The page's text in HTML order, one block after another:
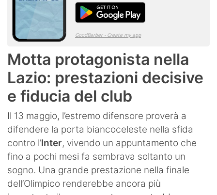
Motta protagonista nella
Lazio: prestazioni decisive
e fiducia del club
Il 13 maggio, l’estremo difensore proverà a
difendere la porta biancoceleste nella sfida
contro l’Inter, vivendo un appuntamento che
fino a pochi mesi fa sembrava soltanto un
sogno. Una grande prestazione nella finale
dell’Olimpico renderebbe ancora più